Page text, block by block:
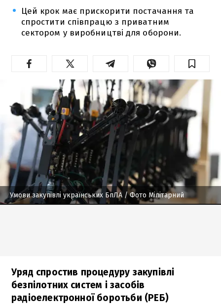
Цей крок має прискорити постачання та
спростити співпрацю з приватним
сектором у виробництві для оборони.
Умови закупівлі українських БпЛА / Фото Мілітарний
Уряд спростив процедуру закупівлі
безпілотних систем і засобів
радіоелектронної боротьби (РЕБ)